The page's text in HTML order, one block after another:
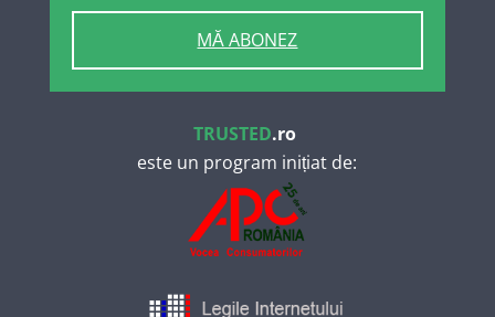
MĂ ABONEZ
TRUSTED.ro
este un program inițiat de: